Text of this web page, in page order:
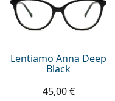
Lentiamo Anna Deep
Black
45,00 €